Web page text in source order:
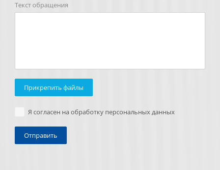
Текст обращения
Прикрепить файлы
Я согласен на обработку персональных данных